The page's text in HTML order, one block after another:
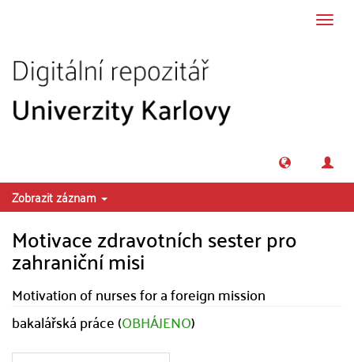
Zobrazit záznam
Motivace zdravotních sester pro
zahraniční misi
Motivation of nurses for a foreign mission
bakalářská práce (OBHÁJENO)